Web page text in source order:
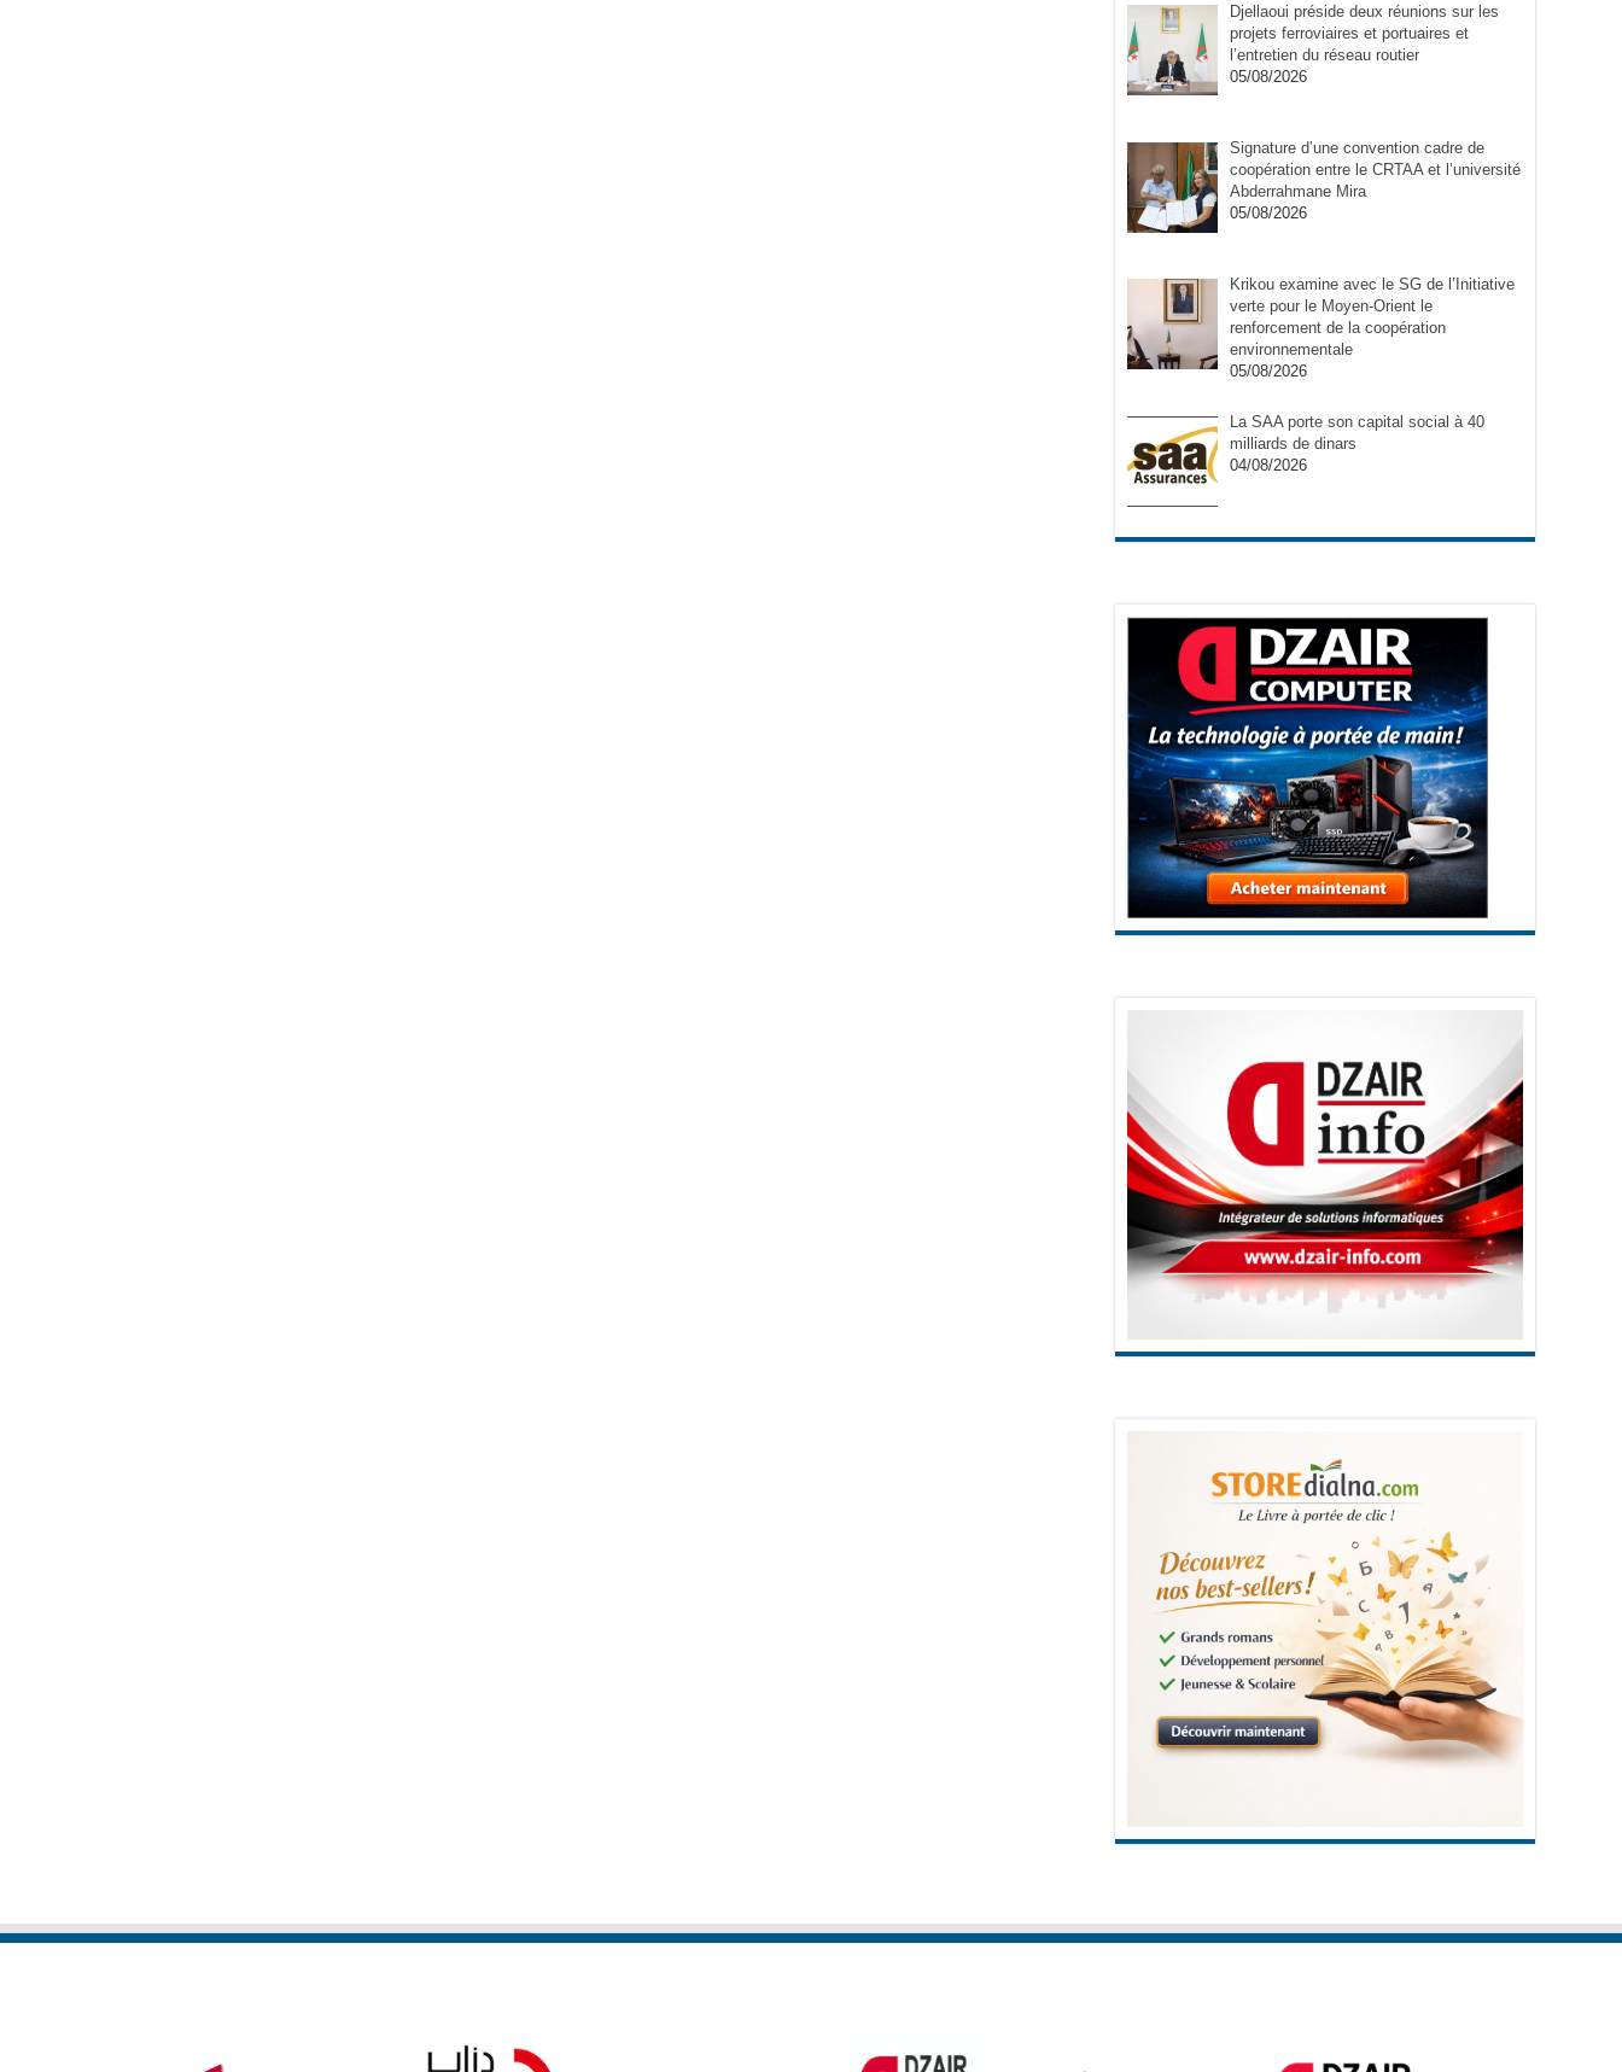
Djellaoui préside deux réunions sur les
projets ferroviaires et portuaires et
l’entretien du réseau routier
05/08/2026
Signature d’une convention cadre de
coopération entre le CRTAA et l’université
Abderrahmane Mira
05/08/2026
Krikou examine avec le SG de l’Initiative
verte pour le Moyen-Orient le
renforcement de la coopération
environnementale
05/08/2026
La SAA porte son capital social à 40
milliards de dinars
04/08/2026